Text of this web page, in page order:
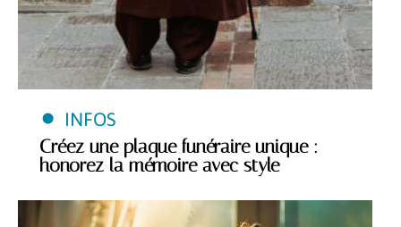
INFOS
Créez une plaque funéraire unique :
honorez la mémoire avec style